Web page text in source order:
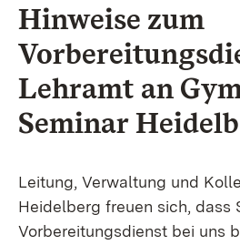
Hinweise zum
Lehramt an
Seminar
Leitung, Verwaltung und
Heidelberg freuen sich, dass
Vorbereitungsdienst bei uns